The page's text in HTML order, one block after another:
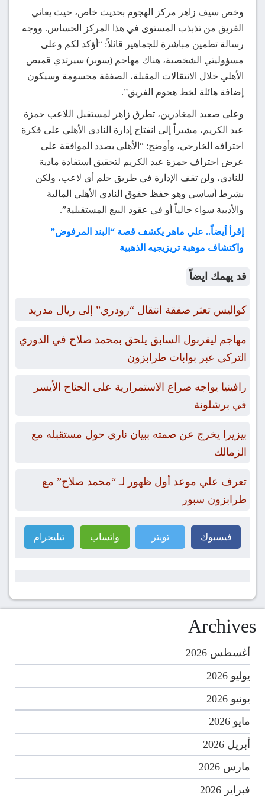
وخص سيف زاهر مركز الهجوم بحديث خاص، حيث يعاني
الفريق من تذبذب المستوى في هذا المركز الحساس. ووجه
رسالة تطمين مباشرة للجماهير قائلاً: “أؤكد لكم وعلى
مسؤوليتي الشخصية، هناك مهاجم (سوبر) سيرتدي قميص
الأهلي خلال الانتقالات المقبلة، الصفقة محسومة وسيكون
إضافة هائلة لخط هجوم الفريق”.
وعلى صعيد المغادرين، تطرق زاهر لمستقبل اللاعب حمزة
عبد الكريم، مشيراً إلى انفتاح إدارة النادي الأهلي على فكرة
احترافه الخارجي، وأوضح: “الأهلي بصدد الموافقة على
عرض احتراف حمزة عبد الكريم لتحقيق استفادة مادية
للنادي، ولن تقف الإدارة في طريق حلم أي لاعب، ولكن
بشرط أساسي وهو حفظ حقوق النادي الأهلي المالية
والأدبية سواء حالياً أو في عقود البيع المستقبلية”.
إقرأ أيضاً.. علي ماهر يكشف قصة “البند المرفوض”
واكتشاف موهبة تريزيجيه الذهبية
قد يهمك ايضاً
كواليس تعثر صفقة انتقال “رودري” إلى ريال مدريد
مهاجم ليفربول السابق يلحق بمحمد صلاح في الدوري
التركي عبر بوابات طرابزون
رافينيا يواجه صراع الاستمرارية على الجناح الأيسر
في برشلونة
بيزيرا يخرج عن صمته ببيان ناري حول مستقبله مع
الزمالك
تعرف علي موعد أول ظهور لـ “محمد صلاح” مع
طرابزون سبور
فيسبوك تويتر واتساب تيليجرام
Archives
أغسطس 2026
يوليو 2026
يونيو 2026
مايو 2026
أبريل 2026
مارس 2026
فبراير 2026